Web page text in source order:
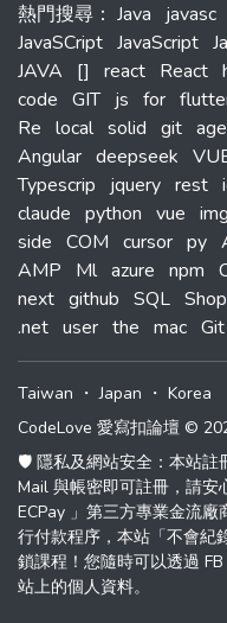
熱門搜尋 ： Java javasc
JavaSCript JavaScript
JAVA
[] react React
code GIT js for
Re local solid git
Angular deepseek
Typescrip
jquery rest
claude python vue
side COM cursor py
AMP
Ml azure npm
next github SQL
.net user the mac Git
Taiwan ・Japan ・ Korea
CodeLove 愛寫扣論壇 ©
🛡️ 隱私及網站安全：本站註
Mail 與帳密即可註冊，請安
ECPay 」第三方專業金流
行付款程序，本站「不會紀
鎖課程！您隨時可以透過
站上的個人資料。